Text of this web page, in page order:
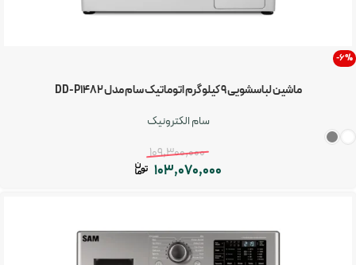
-6%
ماشین لباسشویی 9 کیلوگرم اتوماتیک سام مدل DD-P1482
سام الکترونیک
109,300,000
103,070,000